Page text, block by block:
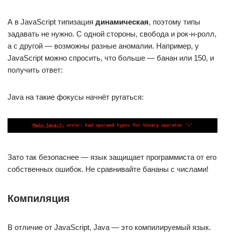
А в JavaScript типизация динамическая, поэтому типы
задавать не нужно. С одной стороны, свобода и рок-н-ролл,
а с другой — возможны разные аномалии. Например, у
JavaScript можно спросить, что больше — банан или 150, и
получить ответ:
Java на такие фокусы начнёт ругаться:
Зато так безопаснее — язык защищает программиста от его
собственных ошибок. Не сравнивайте бананы с числами!
Компиляция
В отличие от JavaScript, Java — это компилируемый язык.